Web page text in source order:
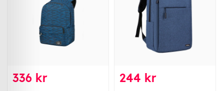
336 kr 244 kr